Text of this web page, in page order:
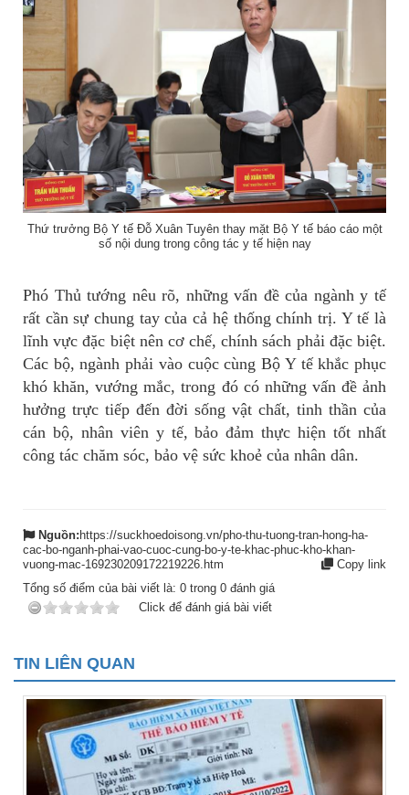
Thứ trưởng Bộ Y tế Đỗ Xuân Tuyên thay mặt Bộ Y tế báo cáo một
số nội dung trong công tác y tế hiện nay
Phó Thủ tướng nêu rõ, những vấn đề của ngành y tế
rất cần sự chung tay của cả hệ thống chính trị. Y tế là
lĩnh vực đặc biệt nên cơ chế, chính sách phải đặc biệt.
Các bộ, ngành phải vào cuộc cùng Bộ Y tế khắc phục
khó khăn, vướng mắc, trong đó có những vấn đề ảnh
hưởng trực tiếp đến đời sống vật chất, tinh thần của
cán bộ, nhân viên y tế, bảo đảm thực hiện tốt nhất
công tác chăm sóc, bảo vệ sức khoẻ của nhân dân.
Nguồn:https://suckhoedoisong.vn/pho-thu-tuong-tran-hong-ha-
cac-bo-nganh-phai-vao-cuoc-cung-bo-y-te-khac-phuc-kho-khan-
vuong-mac-169230209172219226.htm
Copy link
Tổng số điểm của bài viết là: 0 trong 0 đánh giá
Click để đánh giá bài viết
TIN LIÊN QUAN